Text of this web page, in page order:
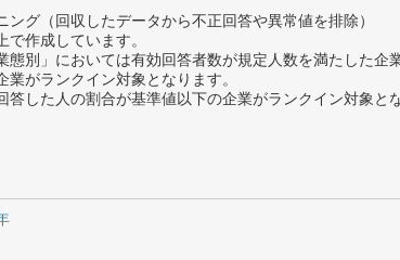
グ（回収したデータから不正回答や異常値を排除）
作成しています。
別」においては有効回答者数が規定人数を満たした企
がランクイン対象となります。
した人の割合が基準値以下の企業がランクイン対象とな